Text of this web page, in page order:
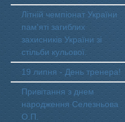
Літній чемпіонат України
пам'яті загиблих
захисників України зі
стільби кульової.
19 липня - День тренера!
Привітання з днем
народження Селезньова
О.П.